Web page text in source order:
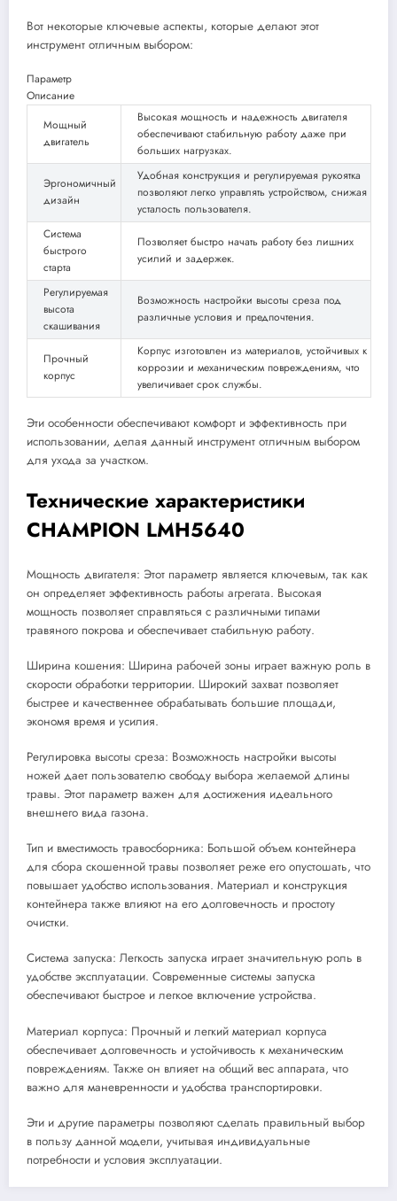
Вот некоторые ключевые аспекты, которые делают этот
инструмент отличным выбором:
Параметр
Описание
Мощный
двигатель
Высокая мощность и надежность двигателя
обеспечивают стабильную работу даже при
больших нагрузках.
Эргономичный
дизайн
Удобная конструкция и регулируемая рукоятка
позволяют легко управлять устройством, снижая
усталость пользователя.
Система
быстрого
старта
Позволяет быстро начать работу без лишних
усилий и задержек.
Регулируемая
высота
скашивания
Возможность настройки высоты среза под
различные условия и предпочтения.
Прочный
корпус
Корпус изготовлен из материалов, устойчивых к
коррозии и механическим повреждениям, что
увеличивает срок службы.
Эти особенности обеспечивают комфорт и эффективность при
использовании, делая данный инструмент отличным выбором
для ухода за участком.
Технические характеристики
CHAMPION LMH5640
Мощность двигателя: Этот параметр является ключевым, так как
он определяет эффективность работы агрегата. Высокая
мощность позволяет справляться с различными типами
травяного покрова и обеспечивает стабильную работу.
Ширина кошения: Ширина рабочей зоны играет важную роль в
скорости обработки территории. Широкий захват позволяет
быстрее и качественнее обрабатывать большие площади,
экономя время и усилия.
Регулировка высоты среза: Возможность настройки высоты
ножей дает пользователю свободу выбора желаемой длины
травы. Этот параметр важен для достижения идеального
внешнего вида газона.
Тип и вместимость травосборника: Большой объем контейнера
для сбора скошенной травы позволяет реже его опустошать, что
повышает удобство использования. Материал и конструкция
контейнера также влияют на его долговечность и простоту
очистки.
Система запуска: Легкость запуска играет значительную роль в
удобстве эксплуатации. Современные системы запуска
обеспечивают быстрое и легкое включение устройства.
Материал корпуса: Прочный и легкий материал корпуса
обеспечивает долговечность и устойчивость к механическим
повреждениям. Также он влияет на общий вес аппарата, что
важно для маневренности и удобства транспортировки.
Эти и другие параметры позволяют сделать правильный выбор
в пользу данной модели, учитывая индивидуальные
потребности и условия эксплуатации.